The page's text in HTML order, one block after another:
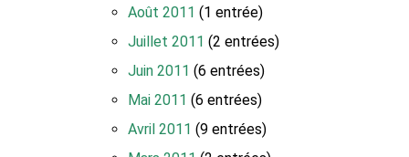
Août 2011 (1 entrée)
Juillet 2011 (2 entrées)
Juin 2011 (6 entrées)
Mai 2011 (6 entrées)
Avril 2011 (9 entrées)